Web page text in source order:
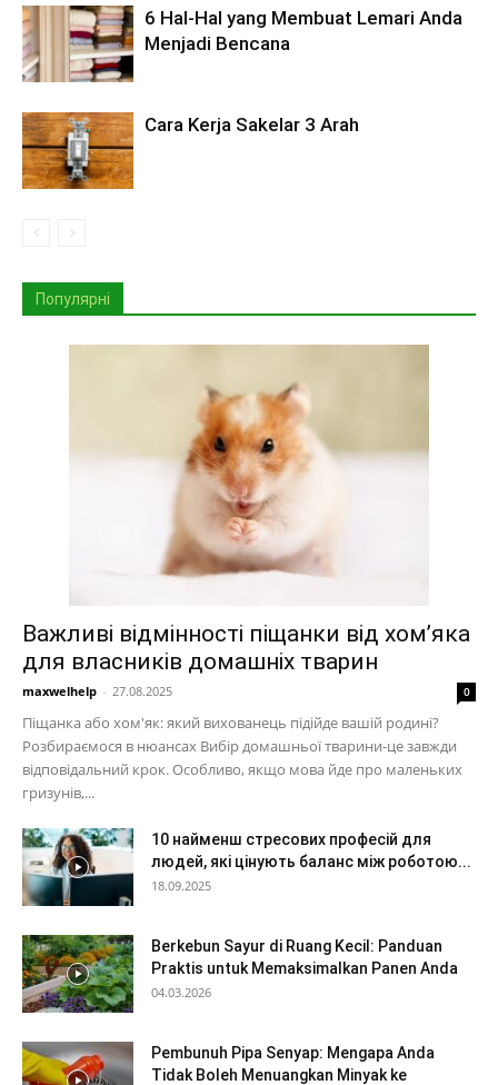
6 Hal-Hal yang Membuat Lemari Anda
Menjadi Bencana
Cara Kerja Sakelar 3 Arah
Популярні
Важливі відмінності піщанки від хом’яка
для власників домашніх тварин
maxwelhelp - 27.08.2025 0
Піщанка або хом'як: який вихованець підійде вашій родині?
Розбираємося в нюансах Вибір домашньої тварини-це завжди
відповідальний крок. Особливо, якщо мова йде про маленьких
гризунів,...
10 найменш стресових професій для
людей, які цінують баланс між роботою...
18.09.2025
Berkebun Sayur di Ruang Kecil: Panduan
Praktis untuk Memaksimalkan Panen Anda
04.03.2026
Pembunuh Pipa Senyap: Mengapa Anda
Tidak Boleh Menuangkan Minyak ke